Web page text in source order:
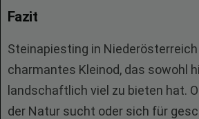
Fazit
Steinapiesting in
charmantes Kleinod, das sowohl
landschaftlich viel zu bieten hat.
der Natur sucht oder sich für